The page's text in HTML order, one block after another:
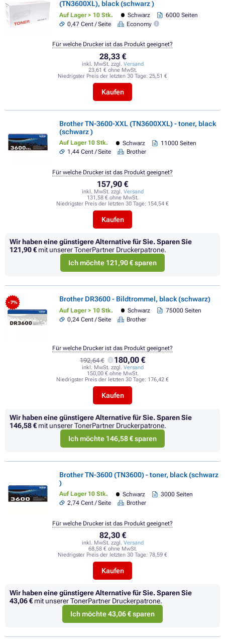
(TN3600XL), black (schwarz )
Auf Lager > 10 Stk. Schwarz
6000 Seiten
0,47 Cent / Seite
Economy
28,33 €
inkl. MwSt. zzgl. Versand
23,61 € ohne MwSt.
Niedrigster Preis der letzten 30 Tage: 25,51 €
Kaufen
Für welche Drucker ist das Produkt geeignet?
Brother TN-3600-XXL (TN3600XXL) - toner, black
(schwarz )
Auf Lager 10 Stk. Schwarz
11000 Seiten
1,44 Cent / Seite
Brother
157,90 €
inkl. MwSt. zzgl. Versand
131,58 € ohne MwSt.
Niedrigster Preis der letzten 30 Tage: 154,54 €
Kaufen
Für welche Drucker ist das Produkt geeignet?
Wir haben eine günstigere Alternative für Sie.Sparen Sie
121,90 € mit unserer TonerPartner Druckerpatrone.
Ich möchte 121,90 € sparen
- 7% Brother DR3600 - Bildtrommel, black (schwarz)
Auf Lager > 10 Stk. Schwarz
75000 Seiten
0,24 Cent / Seite
Brother
192,64 € 180,00 €
inkl. MwSt. zzgl. Versand
150,00 € ohne MwSt.
Niedrigster Preis der letzten 30 Tage: 176,42 €
Kaufen
Für welche Drucker ist das Produkt geeignet?
Wir haben eine günstigere Alternative für Sie.Sparen Sie
146,58 € mit unserer TonerPartner Druckerpatrone.
Ich möchte 146,58 € sparen
Brother TN-3600 (TN3600) - toner, black (schwarz
)
Auf Lager 10 Stk. Schwarz
3000 Seiten
2,74 Cent / Seite
Brother
82,30 €
inkl. MwSt. zzgl. Versand
68,58 € ohne MwSt.
Niedrigster Preis der letzten 30 Tage: 78,59 €
Kaufen
Für welche Drucker ist das Produkt geeignet?
Wir haben eine günstigere Alternative für Sie.Sparen Sie
43,06 € mit unserer TonerPartner Druckerpatrone.
Ich möchte 43,06 € sparen